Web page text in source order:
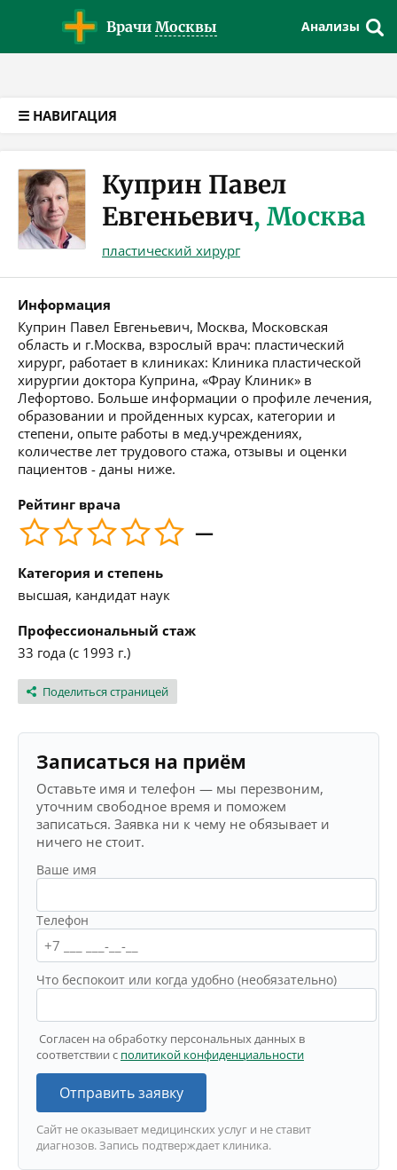
Врачи Москвы Анализы
☰ НАВИГАЦИЯ
Куприн Павел
Евгеньевич, Москва
пластический хирург
Информация
Куприн Павел Евгеньевич, Москва, Московская
область и г.Москва, взрослый врач: пластический
хирург, работает в клиниках: Клиника пластической
хирургии доктора Куприна, «Фрау Клиник» в
Лефортово. Больше информации о профиле лечения,
образовании и пройденных курсах, категории и
степени, опыте работы в мед.учреждениях,
количестве лет трудового стажа, отзывы и оценки
пациентов - даны ниже.
Рейтинг врача
—
Категория и степень
высшая, кандидат наук
Профессиональный стаж
33 года (с 1993 г.)
Поделиться страницей
Записаться на приём
Оставьте имя и телефон — мы перезвоним,
уточним свободное время и поможем
записаться. Заявка ни к чему не обязывает и
ничего не стоит.
Ваше имя
Телефон
Что беспокоит или когда удобно (необязательно)
Согласен на обработку персональных данных в
соответствии с политикой конфиденциальности
Отправить заявку
Сайт не оказывает медицинских услуг и не ставит
диагнозов. Запись подтверждает клиника.